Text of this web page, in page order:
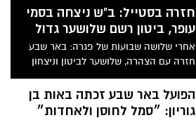
חזרה בסטייל: ב"ש ניצחה בסמי
עופר, ביטון רשם שלושער גדול
אחרי שלושה שבועות של פגרה: באר שבע
חזרה עם הצהרה, שלושער לביטון וניצחון
מותח על חיפה לפני רצף משחקים קריטי
הפועל באר שבע זכתה באות בן
גוריון: ״סמל לחוסן ולאחדות״